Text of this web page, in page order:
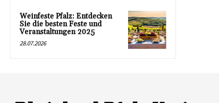
Weinfeste Pfalz: Entdecken
Sie die besten Feste und
Veranstaltungen 2025
28.07.2026